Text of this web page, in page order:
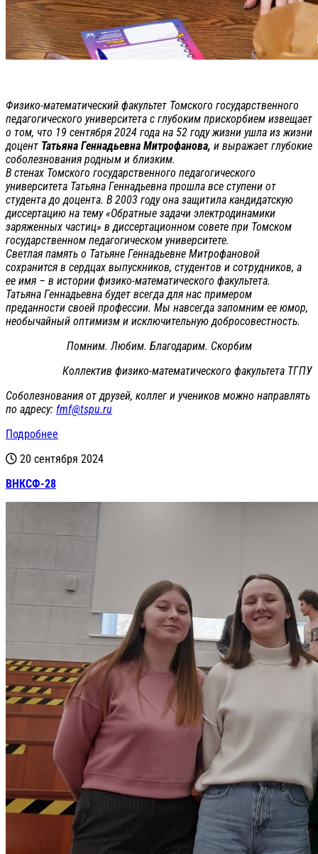
Физико-математический факультет Томского государственного
педагогического университета с глубоким прискорбием извещает
о том, что 19 сентября 2024 года на 52 году жизни ушла из жизни
доцент Татьяна Геннадьевна Митрофанова, и выражает глубокие
соболезнования родным и близким.
В стенах Томского государственного педагогического
университета Татьяна Геннадьевна прошла все ступени от
студента до доцента. В 2003 году она защитила кандидатскую
диссертацию на тему «Обратные задачи электродинамики
заряженных частиц» в диссертационном совете при Томском
государственном педагогическом университете.
Светлая память о Татьяне Геннадьевне Митрофановой
сохранится в сердцах выпускников, студентов и сотрудников, а
ее имя – в истории физико-математического факультета.
Татьяна Геннадьевна будет всегда для нас примером
преданности своей профессии. Мы навсегда запомним ее юмор,
необычайный оптимизм и исключительную добросовестность.
Помним. Любим. Благодарим. Скорбим
Коллектив физико-математического факультета ТГПУ
Соболезнования от друзей, коллег и учеников можно направлять
по адресу: fmf@tspu.ru
Подробнее
20 сентября 2024
ВНКСФ-28